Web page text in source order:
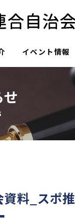
イベント情報
料_スポ推